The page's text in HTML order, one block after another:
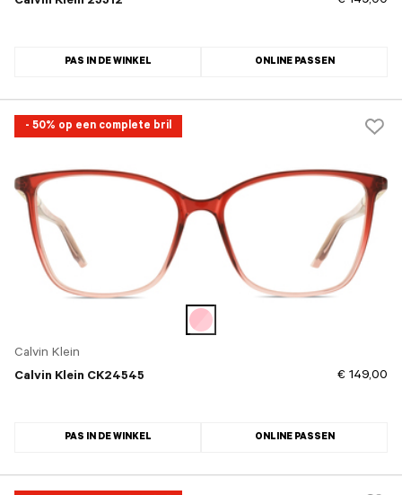
PAS IN DE WINKEL ONLINE PASSEN
- 50% op een complete bril
Calvin Klein
Calvin Klein CK24545
€ 149,00
PAS IN DE WINKEL ONLINE PASSEN